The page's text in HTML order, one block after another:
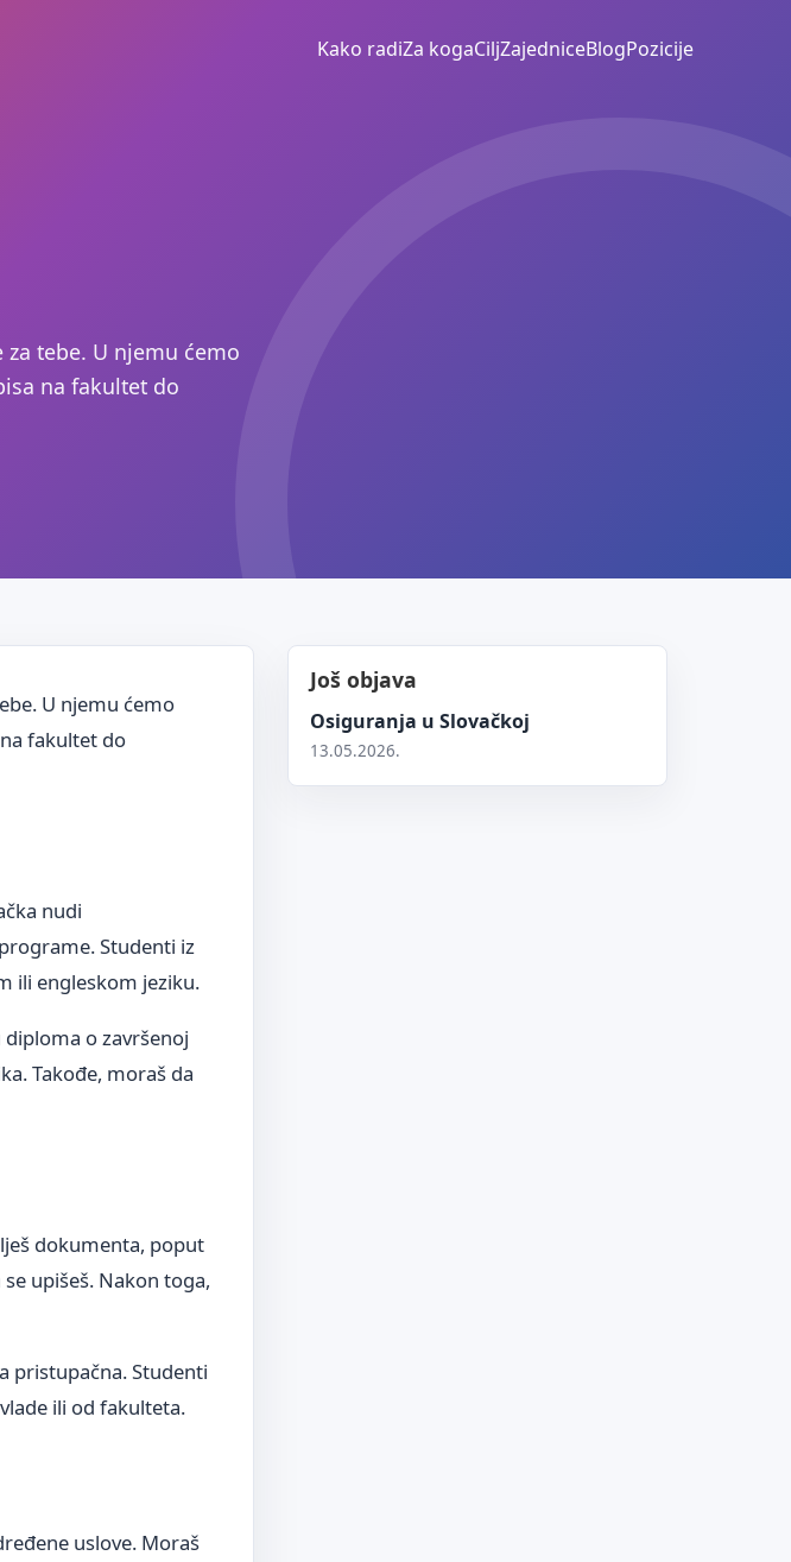
Kako radiZa kogaCiljZajedniceBlogPozicije
tebe. U njemu ćemo
na fakultet do
U njemu ćemo
fakultet do
nudi
Studenti iz
ili engleskom jeziku.
o završenoj
Takođe, moraš da
dokumenta, poput
upišeš. Nakon toga,
pristupačna. Studenti
ili od fakulteta.
uslove. Moraš
Još objava
Osiguranja u Slovačkoj
13.05.2026.